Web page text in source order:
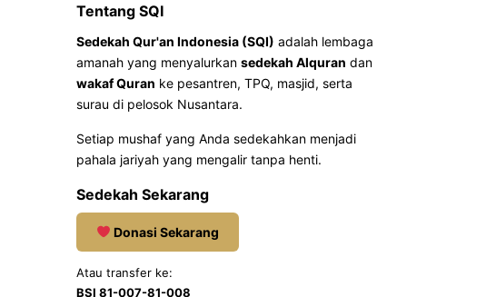
Tentang SQI
Sedekah Qur'an Indonesia (SQI) adalah lembaga
amanah yang menyalurkan sedekah Alquran dan
wakaf Quran ke pesantren, TPQ, masjid, serta
surau di pelosok Nusantara.
Setiap mushaf yang Anda sedekahkan menjadi
pahala jariyah yang mengalir tanpa henti.
Sedekah Sekarang
Donasi Sekarang
Atau transfer ke:
BSI 81-007-81-008